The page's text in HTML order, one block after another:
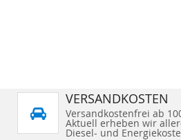
VERSANDKOSTEN
Versandkostenfrei ab
Aktuell erheben wir
Diesel- und